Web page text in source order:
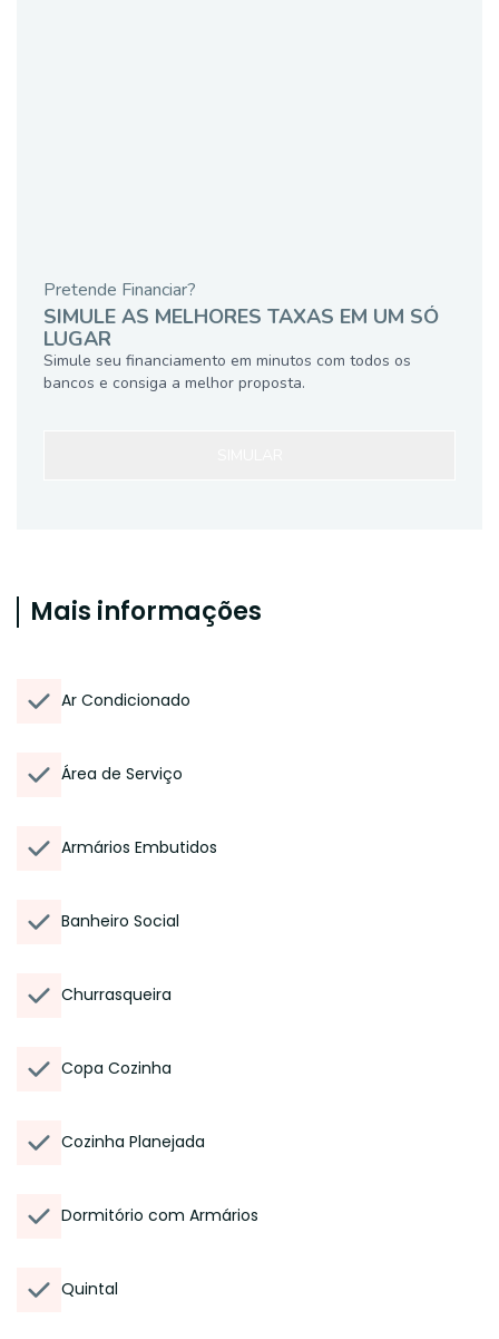
Pretende Financiar?
SIMULE AS MELHORES TAXAS EM UM SÓ
LUGAR
Simule seu financiamento em minutos com todos os
bancos e consiga a melhor proposta.
Mais informações
Ar Condicionado
Área de Serviço
Armários Embutidos
Banheiro Social
Churrasqueira
Copa Cozinha
Cozinha Planejada
Dormitório com Armários
Quintal